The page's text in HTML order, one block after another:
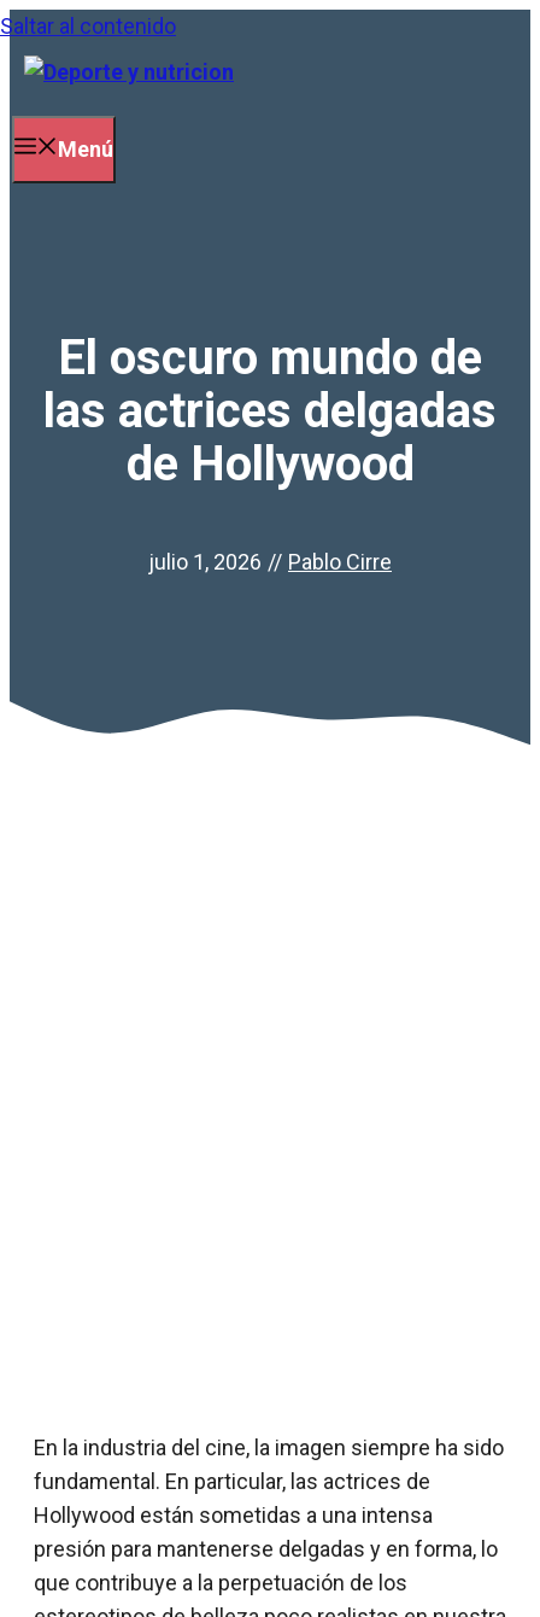
Saltar al contenido
Menú
El oscuro mundo de
las actrices delgadas
de Hollywood
julio 1, 2026 // Pablo Cirre
En la industria del cine, la imagen siempre ha sido
fundamental. En particular, las actrices de
Hollywood están sometidas a una intensa
presión para mantenerse delgadas y en forma, lo
que contribuye a la perpetuación de los